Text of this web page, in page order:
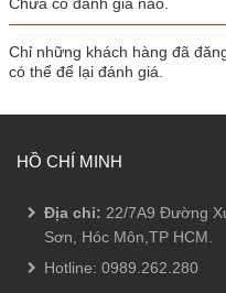
Chỉ những khách hàng đã
có thể để lại đánh giá.
HỒ CHÍ MINH
Địa chỉ: 22/7A9 Đường
Sơn, Hóc Môn,TP HCM.
Hotline: 0989.262.280